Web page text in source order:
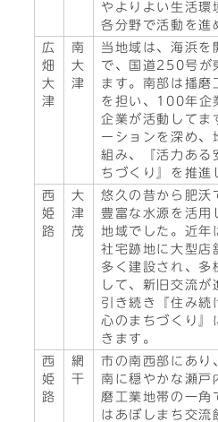
やよりよい生活環
各分野で活動を進
広
畑
大
津
南
大
津
当地域は、海浜を
で、国道250号が
ます。南部は播磨
を担い、100年企
企業が活動してま
ーションを深め、
組み、『活力ある
ちづくり』を推進
西
姫
路
大
津
茂
悠久の昔から肥沃
豊富な水源を活用
地域でした。近年
社宅跡地に大型店
多く建設され、多
して、新旧交流が
引き続き『住み続
心のまちづくり』
きます。
西
姫
路
網
干
市の南西部にあり
南に穏やかな瀬戸
磨工業地帯の一角
はあぼしまち交流